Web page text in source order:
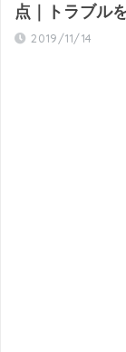
点｜トラブル
2019/11/14